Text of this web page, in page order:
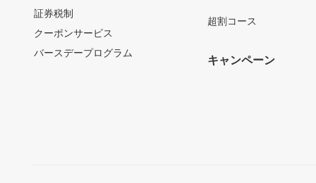
証券税制
クーポンサービス
バースデープログラム
超割コース
キャンペーン